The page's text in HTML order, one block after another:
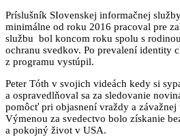
Príslušník SIovenskej informačnej
minimálne od roku 2016 pracoval pre
službu bol koncom roku spolu s
ochranu svedkov. Po prevalení identity
z programu vystúpil.
Peter Tóth v svojich videách kedy si
a ospravedlňoval sa za sledovanie
pomôcť pri objasnení vraždy a závažnej
Výmenou za svedectvo bolo získanie
a pokojný život v USA.